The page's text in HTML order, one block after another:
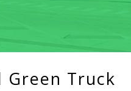
Green Truck